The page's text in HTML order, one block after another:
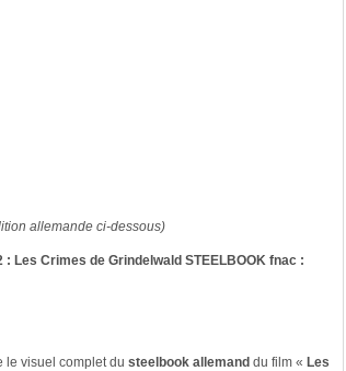
allemande ci-dessous)
Les Crimes de Grindelwald STEELBOOK fnac :
le visuel complet du steelbook allemand du film « Les